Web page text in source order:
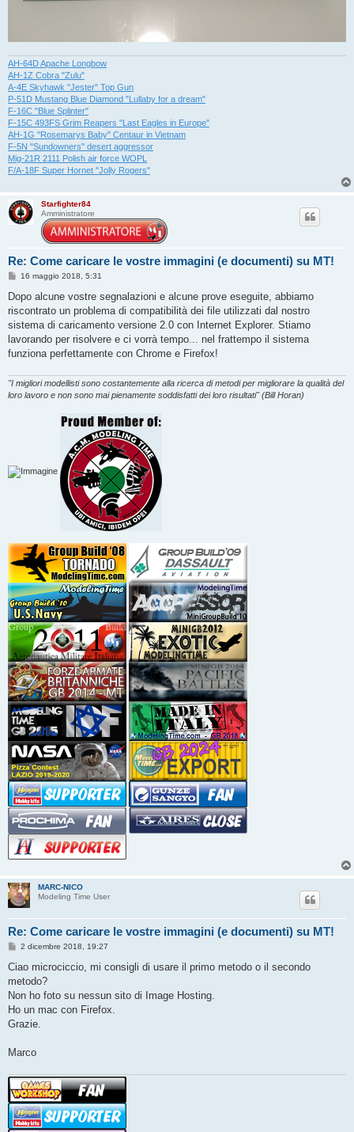
AH-64D Apache Longbow
AH-1Z Cobra "Zulu"
A-4E Skyhawk "Jester" Top Gun
P-51D Mustang Blue Diamond "Lullaby for a dream"
F-16C "Blue Splinter"
F-15C 493FS Grim Reapers "Last Eagles in Europe"
AH-1G "Rosemarys Baby" Centaur in Vietnam
F-5N "Sundowners" desert aggressor
Mig-21R 2111 Polish air force WOPL
F/A-18F Super Hornet "Jolly Rogers"
Starfighter84
Amministratore
Re: Come caricare le vostre immagini (e documenti) su MT!
M
s
s
a
g
i
o
16 maggio 2018, 5:31
Dopo alcune vostre segnalazioni e alcune prove eseguite, abbiamo
riscontrato un problema di compatibilità dei file utilizzati dal nostro
sistema di caricamento versione 2.0 con Internet Explorer. Stiamo
lavorando per risolvere e ci vorrà tempo... nel frattempo il sistema
funziona perfettamente con Chrome e Firefox!
"I migliori modellisti sono costantemente alla ricerca di metodi per migliorare la qualità del
loro lavoro e non sono mai pienamente soddisfatti dei loro risultati" (Bill Horan)
MARC-NICO
Modeling Time User
Re: Come caricare le vostre immagini (e documenti) su MT!
M
s
a
g
i
o
2 dicembre 2018, 19:27
Ciao microciccio, mi consigli di usare il primo metodo o il secondo
metodo?
Non ho foto su nessun sito di Image Hosting.
Ho un mac con Firefox.
Grazie.
Marco